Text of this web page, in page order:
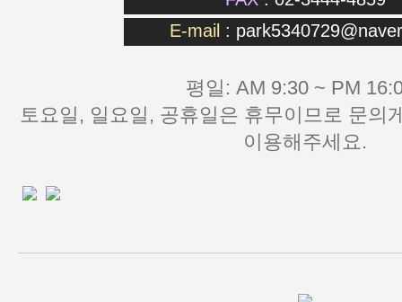
E-mail :
평일: AM 9:30 ~ PM
이용해주세요.